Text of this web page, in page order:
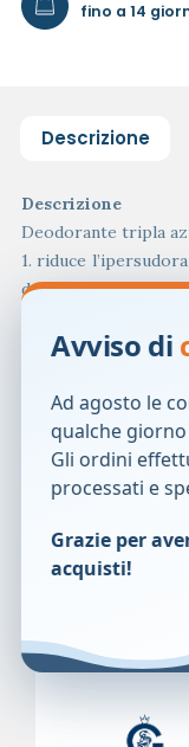
fino a 14
Descrizione
Descrizione
Deodorante tripla
1. riduce
durata, utilizzo
3. rispetta la
Formato
Spray da 125 ml.
Prodotti
Avviso di
Ad agosto le
qualche
Gli ordini
processati e
Grazie per
acquisti!